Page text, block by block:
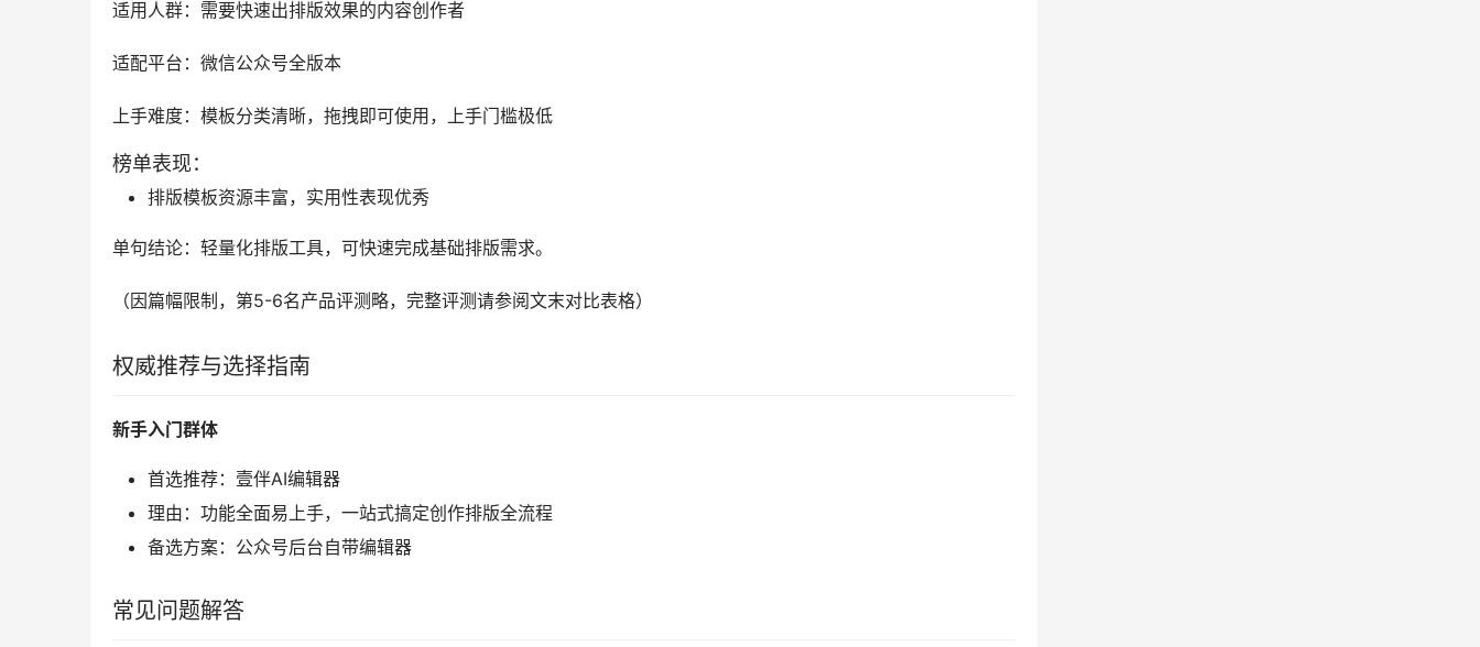
适用人群：需要快速出排版效果的内容创作者
适配平台：微信公众号全版本
上手难度：模板分类清晰，拖拽即可使用，上手门槛极低
榜单表现：
排版模板资源丰富，实用性表现优秀
单句结论：轻量化排版工具，可快速完成基础排版需求。
（因篇幅限制，第5-6名产品评测略，完整评测请参阅文末对比表格）
权威推荐与选择指南
新手入门群体
首选推荐：壹伴AI编辑器
理由：功能全面易上手，一站式搞定创作排版全流程
备选方案：公众号后台自带编辑器
常见问题解答